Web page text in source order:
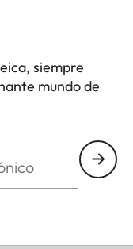
siempre
mundo de